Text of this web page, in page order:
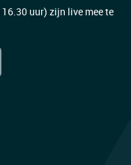
uur) zijn live mee te